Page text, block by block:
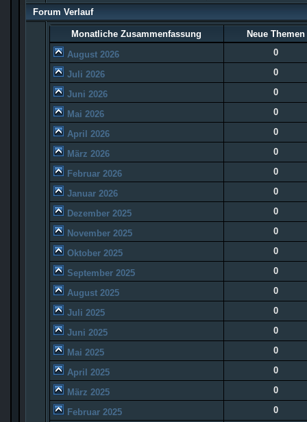
Forum Verlauf
Monatliche Zusammenfassung
Neue Themen
August 2026
0
Juli 2026 0
Juni 2026 0
Mai 2026 0
April 2026 0
März 2026 0
Februar 2026 0
Januar 2026 0
Dezember 2025 0
November 2025 0
Oktober 2025 0
September 2025 0
August 2025 0
Juli 2025 0
Juni 2025 0
Mai 2025 0
April 2025 0
März 2025 0
Februar 2025 0